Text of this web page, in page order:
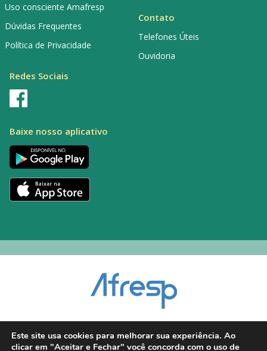
Uso consciente Amafresp
Dúvidas Frequentes
Política de Privacidade
Contato
Telefones Úteis
Ouvidoria
Redes Sociais
Baixe nosso aplicativo
dpo@afresp.org.br
Este site usa cookies para melhorar sua experiência. Ao
clicar em "Aceitar e Fechar" você concorda com o uso de